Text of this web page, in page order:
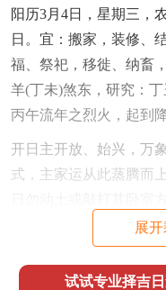
阳历3月4日，星期三，
日。宜：搬家，装修、
福、祭祀，移徙、纳畜
羊(丁未)煞东，研究：
丙午流年之烈火，起到
开日主开放、始兴，万
式，主家运从此蒸腾而
（5-7点），此时木气
阳历3月6日，星期五，
展
试试专业择吉